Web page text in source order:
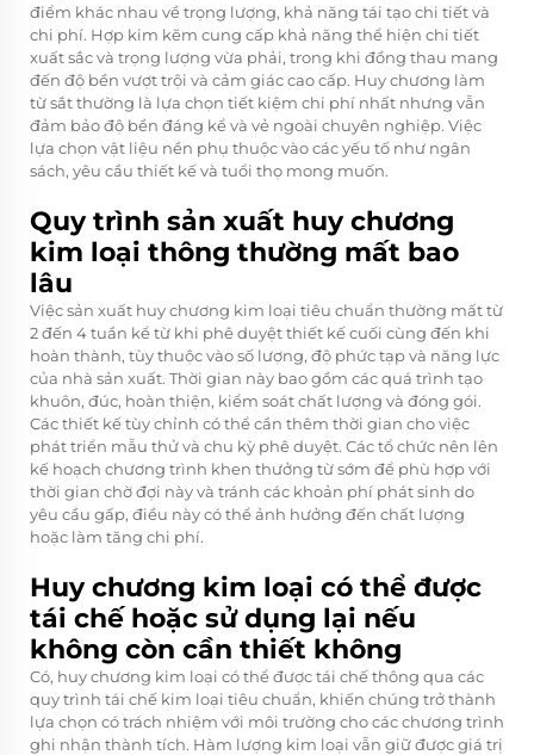
điểm khác nhau về trọng lượng, khả năng tái tạo chi tiết và
chi phí. Hợp kim kẽm cung cấp khả năng thể hiện chi tiết
xuất sắc và trọng lượng vừa phải, trong khi đồng thau mang
đến độ bền vượt trội và cảm giác cao cấp. Huy chương làm
từ sắt thường là lựa chọn tiết kiệm chi phí nhất nhưng vẫn
đảm bảo độ bền đáng kể và vẻ ngoài chuyên nghiệp. Việc
lựa chọn vật liệu nền phụ thuộc vào các yếu tố như ngân
sách, yêu cầu thiết kế và tuổi thọ mong muốn.
Quy trình sản xuất huy chương
kim loại thông thường mất bao
lâu
Việc sản xuất huy chương kim loại tiêu chuẩn thường mất từ
2 đến 4 tuần kể từ khi phê duyệt thiết kế cuối cùng đến khi
hoàn thành, tùy thuộc vào số lượng, độ phức tạp và năng lực
của nhà sản xuất. Thời gian này bao gồm các quá trình tạo
khuôn, đúc, hoàn thiện, kiểm soát chất lượng và đóng gói.
Các thiết kế tùy chỉnh có thể cần thêm thời gian cho việc
phát triển mẫu thử và chu kỳ phê duyệt. Các tổ chức nên lên
kế hoạch chương trình khen thưởng từ sớm để phù hợp với
thời gian chờ đợi này và tránh các khoản phí phát sinh do
yêu cầu gấp, điều này có thể ảnh hưởng đến chất lượng
hoặc làm tăng chi phí.
Huy chương kim loại có thể được
tái chế hoặc sử dụng lại nếu
không còn cần thiết không
Có, huy chương kim loại có thể được tái chế thông qua các
quy trình tái chế kim loại tiêu chuẩn, khiến chúng trở thành
lựa chọn có trách nhiệm với môi trường cho các chương trình
ghi nhận thành tích. Hàm lượng kim loại vẫn giữ được giá trị